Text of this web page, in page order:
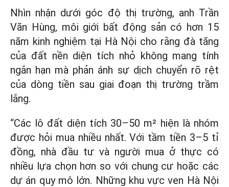
Nhìn nhận dưới góc độ thị trường, anh Trần
Văn Hùng, môi giới bất động sản có hơn 15
năm kinh nghiệm tại Hà Nội cho rằng đà tăng
của đất nền diện tích nhỏ không mang tính
ngắn hạn mà phản ánh sự dịch chuyển rõ rệt
của dòng tiền sau giai đoạn thị trường trầm
lắng.
“Các lô đất diện tích 30–50 m² hiện là nhóm
được hỏi mua nhiều nhất. Với tầm tiền 3–5 tỉ
đồng, nhà đầu tư và người mua ở thực có
nhiều lựa chọn hơn so với chung cư hoặc các
dự án quy mô lớn. Những khu vực ven Hà Nội